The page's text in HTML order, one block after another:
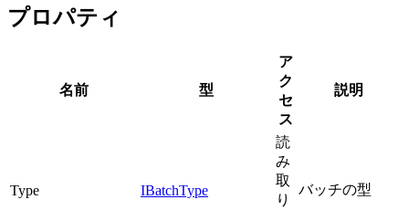
プロパティ
名前 型
ア
ク
セ
ス
説明
Type IBatchType
読
み
取
り
バッチの型